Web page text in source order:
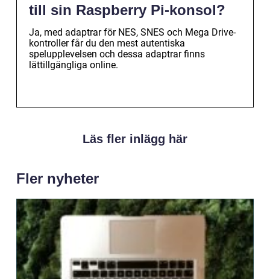
till sin Raspberry Pi-konsol?
Ja, med adaptrar för NES, SNES och Mega Drive-
kontroller får du den mest autentiska
spelupplevelsen och dessa adaptrar finns
lättillgängliga online.
Läs fler inlägg här
Fler nyheter